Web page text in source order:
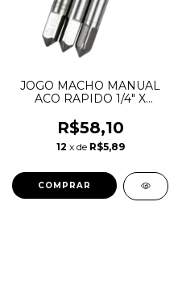
JOGO MACHO MANUAL
ACO RAPIDO 1/4" X
R$58,10
12 x de R$5,89